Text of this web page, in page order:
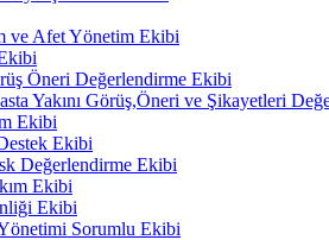
ve Afet Yönetim Ekibi
Öneri Değerlendirme Ekibi
Yakını Görüş,Öneri ve Şikayetleri
Ekibi
Ekibi
Değerlendirme Ekibi
Ekibi
Ekibi
Sorumlu Ekibi